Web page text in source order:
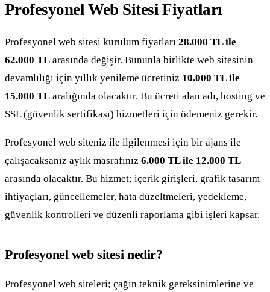
Profesyonel Web Sitesi Fiyatları
Profesyonel web sitesi kurulum fiyatları 28.000 TL ile
62.000 TL arasında değişir. Bununla birlikte web sitesinin
devamlılığı için yıllık yenileme ücretiniz 10.000 TL ile
15.000 TL aralığında olacaktır. Bu ücreti alan adı, hosting ve
SSL (güvenlik sertifikası) hizmetleri için ödemeniz gerekir.
Profesyonel web siteniz ile ilgilenmesi için bir ajans ile
çalışacaksanız aylık masrafınız 6.000 TL ile 12.000 TL
arasında olacaktır. Bu hizmet; içerik girişleri, grafik tasarım
ihtiyaçları, güncellemeler, hata düzeltmeleri, yedekleme,
güvenlik kontrolleri ve düzenli raporlama gibi işleri kapsar.
Profesyonel web sitesi nedir?
Profesyonel web siteleri; çağın teknik gereksinimlerine ve